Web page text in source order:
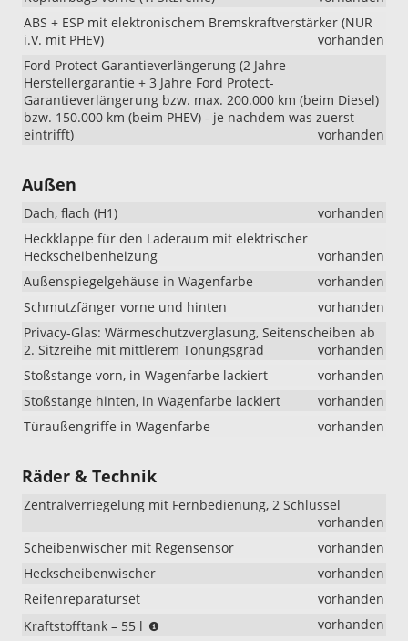
ABS + ESP mit elektronischem Bremskraftverstärker (NUR
i.V. mit PHEV)
vorhanden
Ford Protect Garantieverlängerung (2 Jahre
Herstellergarantie + 3 Jahre Ford Protect-
Garantieverlängerung bzw. max. 200.000 km (beim Diesel)
bzw. 150.000 km (beim PHEV) - je nachdem was zuerst
eintrifft)
vorhanden
Außen
Dach, flach (H1)
vorhanden
Heckklappe für den Laderaum mit elektrischer
Heckscheibenheizung
vorhanden
Außenspiegelgehäuse in Wagenfarbe
vorhanden
Schmutzfänger vorne und hinten
vorhanden
Privacy-Glas: Wärmeschutzverglasung, Seitenscheiben ab
2. Sitzreihe mit mittlerem Tönungsgrad
vorhanden
Stoßstange vorn, in Wagenfarbe lackiert
vorhanden
Stoßstange hinten, in Wagenfarbe lackiert
vorhanden
Türaußengriffe in Wagenfarbe
vorhanden
Räder & Technik
Zentralverriegelung mit Fernbedienung, 2 Schlüssel
vorhanden
Scheibenwischer mit Regensensor
vorhanden
Heckscheibenwischer
vorhanden
Reifenreparaturset
vorhanden
Kraftstofftank – 55 l
vorhanden